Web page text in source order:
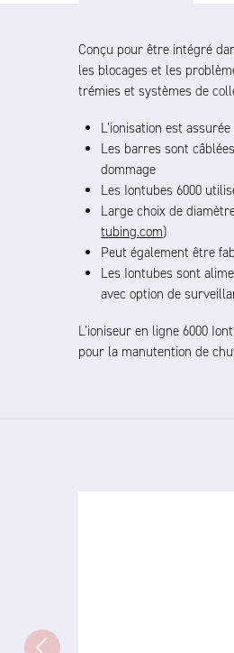
Conçu pour être intégré
les blocages et les
trémies et systèmes de
L’ionisation est
Les barres sont
dommage
Les Iontubes 6000
Large choix de
tubing.com)
Peut également être
Les Iontubes sont
avec option de
L’ioniseur en ligne 6000
pour la manutention de